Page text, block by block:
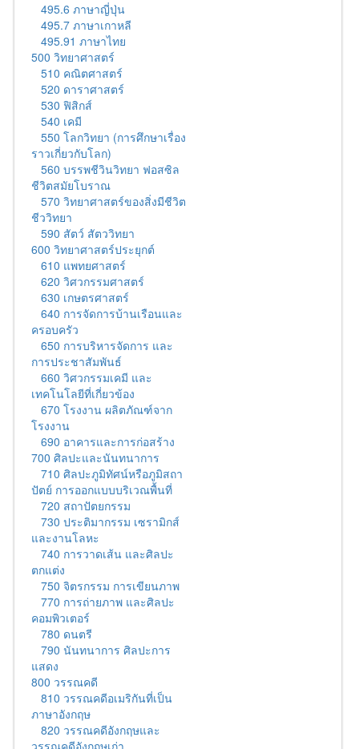
495.6 ภาษาญี่ปุ่น
495.7 ภาษาเกาหลี
495.91 ภาษาไทย
500 วิทยาศาสตร์
510 คณิตศาสตร์
520 ดาราศาสตร์
530 ฟิสิกส์
540 เคมี
550 โลกวิทยา (การศึกษาเรื่อง
ราวเกี่ยวกับโลก)
560 บรรพชีวินวิทยา ฟอสซิล
ชีวิตสมัยโบราณ
570 วิทยาศาสตร์ของสิ่งมีชีวิต
ชีววิทยา
590 สัตว์ สัตววิทยา
600 วิทยาศาสตร์ประยุกต์
610 แพทยศาสตร์
620 วิศวกรรมศาสตร์
630 เกษตรศาสตร์
640 การจัดการบ้านเรือนและ
ครอบครัว
650 การบริหารจัดการ และ
การประชาสัมพันธ์
660 วิศวกรรมเคมี และ
เทคโนโลยีที่เกี่ยวข้อง
670 โรงงาน ผลิตภัณฑ์จาก
โรงงาน
690 อาคารและการก่อสร้าง
700 ศิลปะและนันทนาการ
710 ศิลปะภูมิทัศน์หรือภูมิสถา
ปัตย์ การออกแบบบริเวณพื้นที่
720 สถาปัตยกรรม
730 ประติมากรรม เซรามิกส์
และงานโลหะ
740 การวาดเส้น และศิลปะ
ตกแต่ง
750 จิตรกรรม การเขียนภาพ
770 การถ่ายภาพ และศิลปะ
คอมพิวเตอร์
780 ดนตรี
790 นันทนาการ ศิลปะการ
แสดง
800 วรรณคดี
810 วรรณคดีอเมริกันที่เป็น
ภาษาอังกฤษ
820 วรรณคดีอังกฤษและ